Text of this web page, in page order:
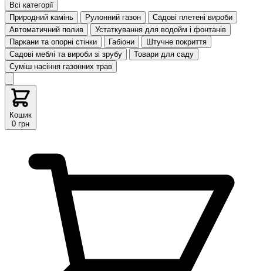
Всі категорії
Природний камінь
Рулонний газон
Садові плетені вироби
Автоматичний полив
Устаткування для водойм і фонтанів
Паркани та опорні стінки
Габіони
Штучне покриття
Садові меблі та вироби зі зрубу
Товари для саду
Суміш насіння газонних трав
Кошик
0 грн